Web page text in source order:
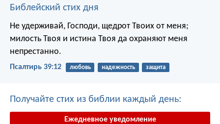
Библейский стих дня
Не удерживай, Господи, щедрот Твоих от меня;
милость Твоя и истина Твоя да охраняют меня
непрестанно.
Псалтирь 39:12 любовь надежность защита
Получайте стих из библии каждый день:
Ежедневное уведомление